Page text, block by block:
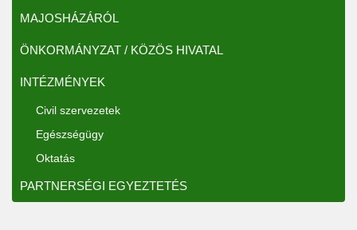
MAJOSHÁZÁRÓL
ÖNKORMÁNYZAT / KÖZÖS HIVATAL
INTÉZMÉNYEK
Civil szervezetek
Egészségügy
Oktatás
PARTNERSÉGI EGYEZTETÉS